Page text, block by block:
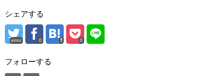
シェアする
error 0 0
フォローする